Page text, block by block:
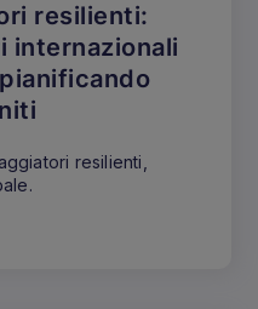
resilienti:
internazionali
resilienti,